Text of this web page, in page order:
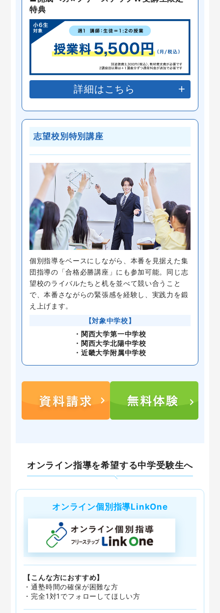
特典
詳細はこちら
志望校別特別講座
個別指導をベースにしながら、本番を見据えた集
団指導の「合格必勝講座」にも参加可能。同じ志
望校のライバルたちと机を並べて競い合うこと
で、本番さながらの緊張感を経験し、実践力を鍛
え上げます。
【対象中学校】
・関西大学第一中学校
・関西大学北陽中学校
・近畿大学附属中学校
オンライン指導を希望する中学受験生へ
オンライン個別指導LinkOne
【こんな方におすすめ】
・通塾時間の確保が困難な方
・完全1対1でフォローしてほしい方